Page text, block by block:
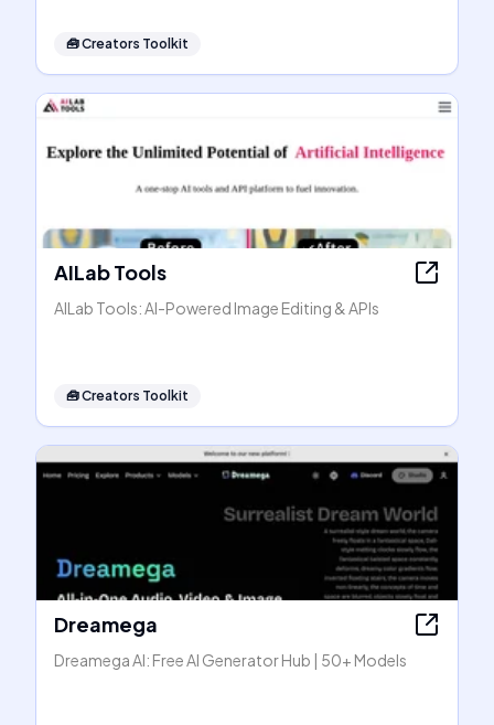
🧰Creators Toolkit
AILab Tools
AILab Tools: AI-Powered Image Editing & APIs
🧰Creators Toolkit
Dreamega
Dreamega AI: Free AI Generator Hub | 50+ Models